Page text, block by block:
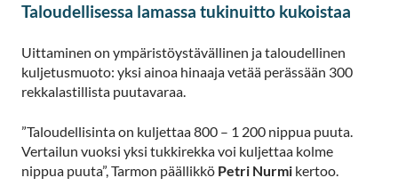
Taloudellisessa lamassa tukinuitto kukoistaa
Uittaminen on ympäristöystävällinen ja taloudellinen
kuljetusmuoto: yksi ainoa hinaaja vetää perässään 300
rekkalastillista puutavaraa.
”Taloudellisinta on kuljettaa 800 – 1 200 nippua puuta.
Vertailun vuoksi yksi tukkirekka voi kuljettaa kolme
nippua puuta”, Tarmon päällikkö Petri Nurmi kertoo.